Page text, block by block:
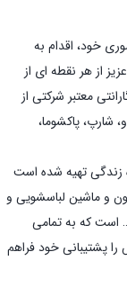
خود، اقدام به
از هر نقطه ای از
معتبر شرکتی از
شارپ، پاکشوما،
زندگی تهیه شده است
و ماشین لباسشویی و
است که به تمامی
پشتیبانی خود فراهم